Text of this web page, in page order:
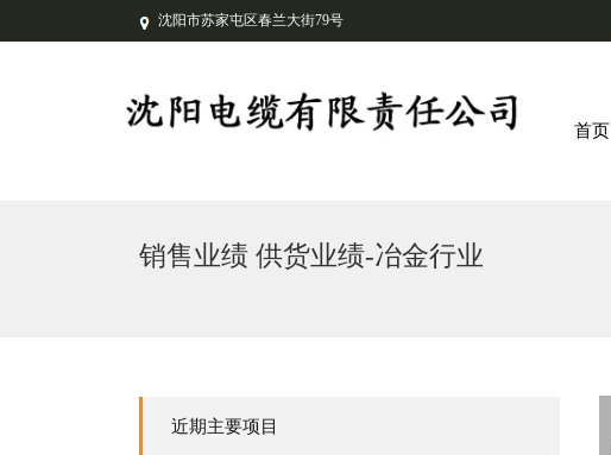
沈阳市苏家屯区春兰大街79号
首页
销售业绩 供货业绩-冶金行业
近期主要项目